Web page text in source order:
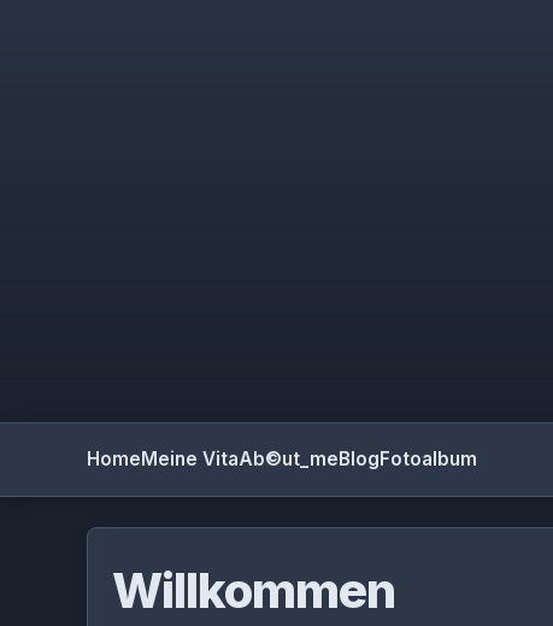
HomeMeine VitaAb©ut_meBlogFotoalbum
Willkommen